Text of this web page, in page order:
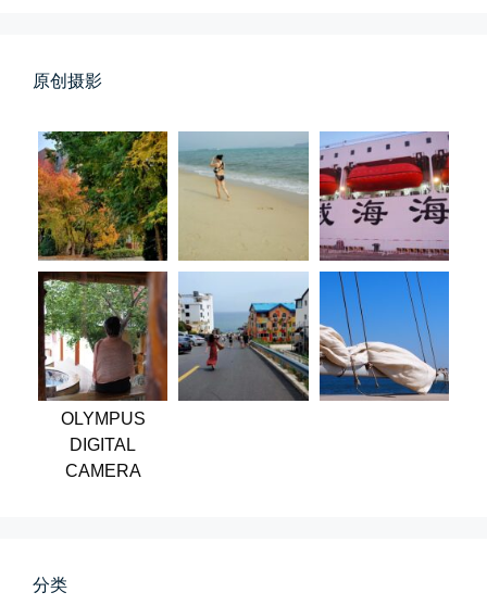
早晨在厨房时一抬头，看到窗外已...
📅 04-06 08:28👤 Zairun
第一次AI视频创作手记
第一次用AI做视频，我把许嵩歌...
📅 03-31 22:37 👤 Zairun
原创摄影
OLYMPUS
DIGITAL
CAMERA
分类